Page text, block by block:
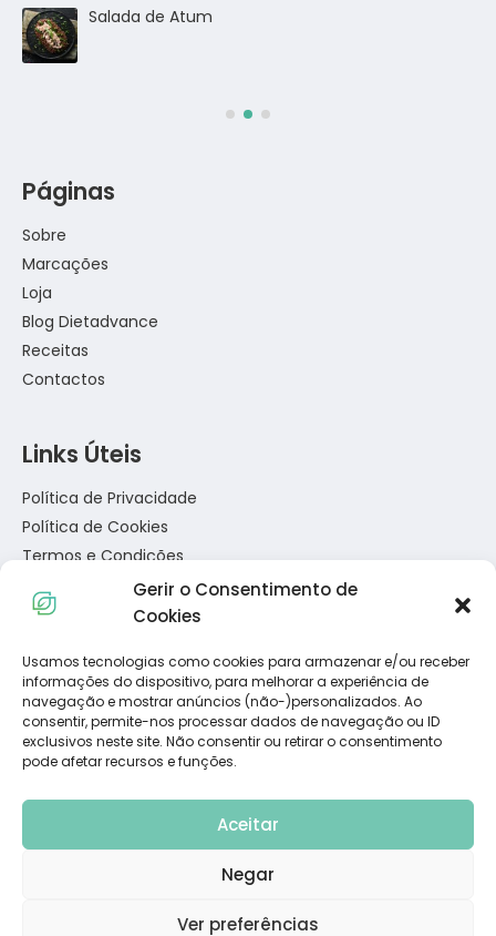
Gerir o Consentimento de
Cookies
Usamos tecnologias como cookies para armazenar e/ou receber
informações do dispositivo, para melhorar a experiência de
navegação e mostrar anúncios (não-)personalizados. Ao
consentir, permite-nos processar dados de navegação ou ID
exclusivos neste site. Não consentir ou retirar o consentimento
pode afetar recursos e funções.
Aceitar
Negar
Ver preferências
Salada de Atum
Páginas
Sobre
Marcações
Loja
Blog Dietadvance
Receitas
Contactos
Links Úteis
Política de Privacidade
Política de Cookies
Termos e Condições
Resolução de Conflitos de Consumo
Livro de Reclamações
Subscreva a Nossa Newsletter